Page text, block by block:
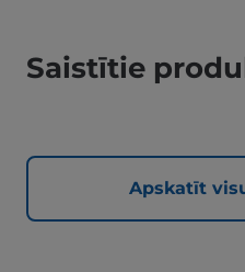
Saistītie
Apskatīt